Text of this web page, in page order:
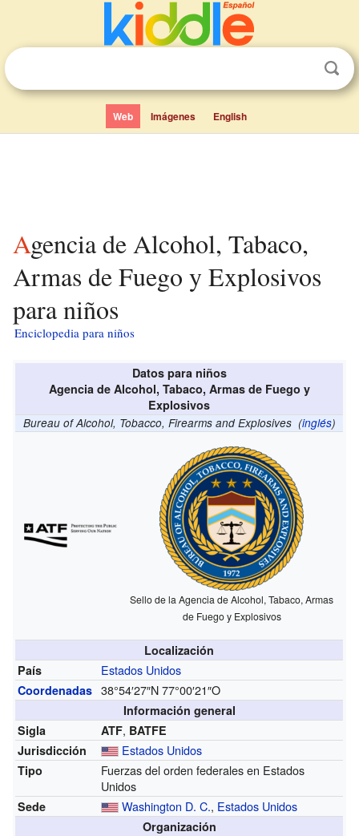
Web Imágenes English
Agencia de Alcohol, Tabaco,
Armas de Fuego y Explosivos
para niños
Enciclopedia para niños
Datos para niños
Agencia de Alcohol, Tabaco, Armas de Fuego y
Explosivos
Bureau of Alcohol, Tobacco, Firearms and Explosives (inglés)
Sello de la Agencia de Alcohol, Tabaco, Armas
de Fuego y Explosivos
Localización
País
Estados Unidos
Coordenadas 38°54′27″N77°00′21″O
Información general
Sigla
ATF, BATFE
Jurisdicción
Estados Unidos
Tipo
Fuerzas del orden federales en Estados
Unidos
Sede Washington D. C., Estados Unidos
Organización